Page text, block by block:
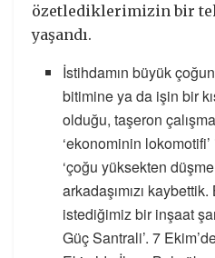
özetlediklerimizin bir
yaşandı.
İstihdamın büyük
bitimine ya da işin bir
olduğu, taşeron
‘ekonominin
‘çoğu yüksekten
arkadaşımızı
istediğimiz bir inşaat
Güç Santrali’. 7